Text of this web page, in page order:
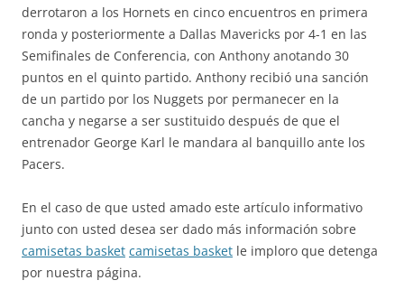
derrotaron a los Hornets en cinco encuentros en primera
ronda y posteriormente a Dallas Mavericks por 4-1 en las
Semifinales de Conferencia, con Anthony anotando 30
puntos en el quinto partido. Anthony recibió una sanción
de un partido por los Nuggets por permanecer en la
cancha y negarse a ser sustituido después de que el
entrenador George Karl le mandara al banquillo ante los
Pacers.
En el caso de que usted amado este artículo informativo
junto con usted desea ser dado más información sobre
camisetas basket camisetas basket le imploro que detenga
por nuestra página.